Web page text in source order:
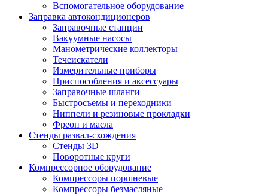
Вспомогательное оборудование
Заправка автокондиционеров
Заправочные станции
Вакуумные насосы
Манометрические коллекторы
Течеискатели
Измерительные приборы
Приспособления и аксессуары
Заправочные шланги
Быстросъемы и переходники
Ниппели и резиновые прокладки
Фреон и масла
Стенды развал-схождения
Стенды 3D
Поворотные круги
Компрессорное оборудование
Компрессоры поршневые
Компрессоры безмасляные